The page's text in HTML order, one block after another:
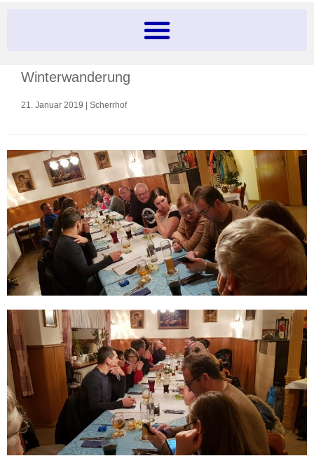
Winterwanderung
21. Januar 2019 | Scherrhof